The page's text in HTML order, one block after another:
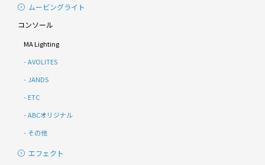
ムービングライト
コンソール
MA Lighting
AVOLITES
JANDS
ETC
ABCオリジナル
その他
エフェクト